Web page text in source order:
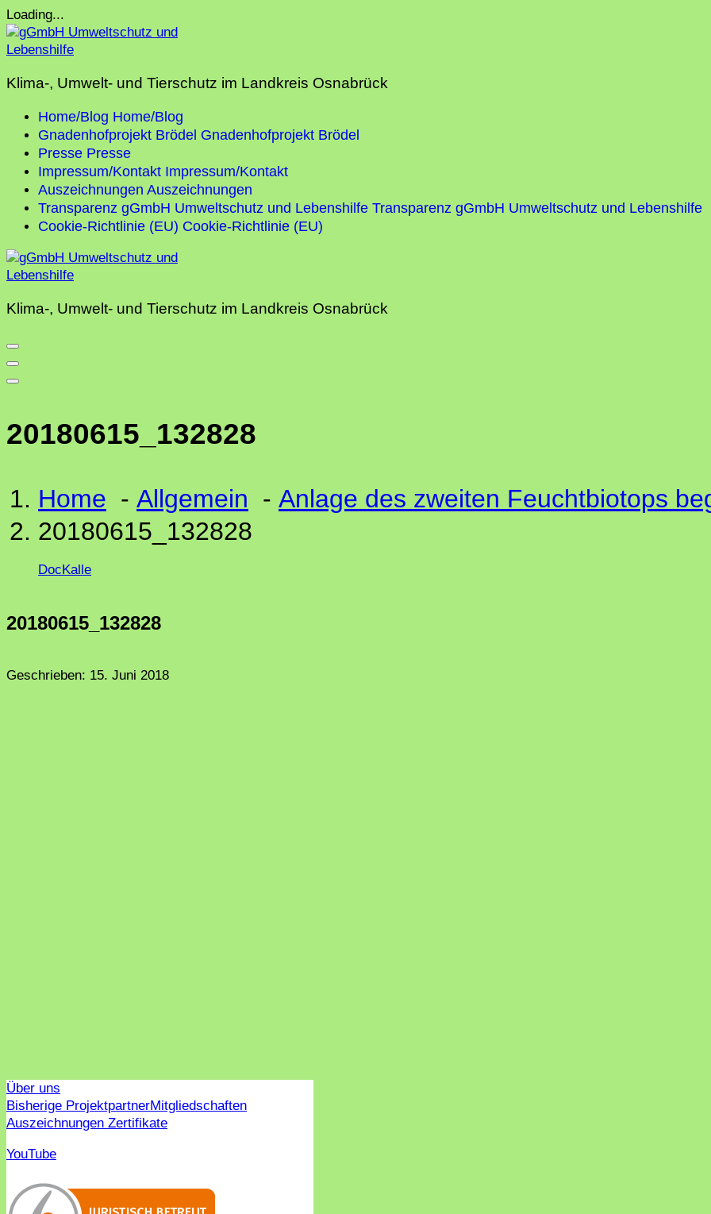
Skip
to
content
Loading...
Klima-, Umwelt- und Tierschutz im Landkreis Osnabrück
Home/Blog Home/Blog
Gnadenhofprojekt Brödel Gnadenhofprojekt Brödel
Presse Presse
Impressum/Kontakt Impressum/Kontakt
Auszeichnungen Auszeichnungen
Transparenz gGmbH Umweltschutz und Lebenshilfe Transparenz gGmbH Umweltschutz und Lebenshilfe
Cookie-Richtlinie (EU) Cookie-Richtlinie (EU)
Klima-, Umwelt- und Tierschutz im Landkreis Osnabrück
20180615_132828
Home - Allgemein - Anlage des zweiten Feuchtbiotops
20180615_132828
DocKalle
20180615_132828
Geschrieben: 15. Juni 2018
Über uns
Bisherige ProjektpartnerMitgliedschaften
Auszeichnungen Zertifikate
YouTube